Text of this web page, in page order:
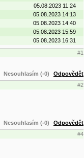
05.08.2023 11:24
05.08.2023 14:13
05.08.2023 14:40
05.08.2023 15:59
05.08.2023 16:31
#1
Nesouhlasím (-0) Odpovědět
#2
Nesouhlasím (-0) Odpovědět
#4